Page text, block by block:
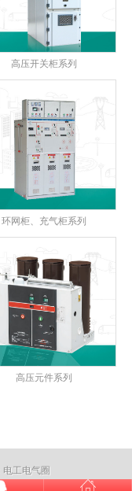
高压开关柜系列
环网柜、充气柜系列
高压元件系列
工电气圈